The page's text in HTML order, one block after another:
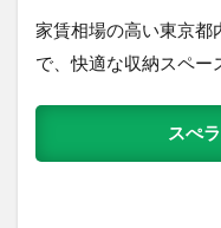
家賃相場の高い東京都
で、快適な収納スペー
スぺ